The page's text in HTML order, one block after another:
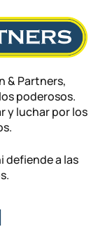
& Partners,
poderosos.
y luchar por los
defiende a las